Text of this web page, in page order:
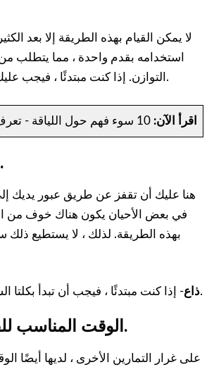
لا يمكن القيام بهذه الطريقة إلا بعد
استخدامه بقدم واحدة ، مما يتطلب
التوازن. إذا كنت مبتدئًا ، فيجب عليك تجنب هذا الإجراء.
اقرأ الآن: 10 سوء فهم حول اللياقة - تعرف على الحقيقة
قفزة عبر اليد.
هنا عليك أن تقفز عن طريق عبور يديك
في بعض الأحيان يكون هناك خوف من
بهذه الطريقة. لذلك ، لا يستطيع
ذاع- إذا كنت مبتدئًا ، فيجب أن تبدأ بكلتا الساقين بسرعة أقل.
الوقت المناسب للقيام بالتخطي.
على غرار التمارين الأخرى ، لديها أيضًا